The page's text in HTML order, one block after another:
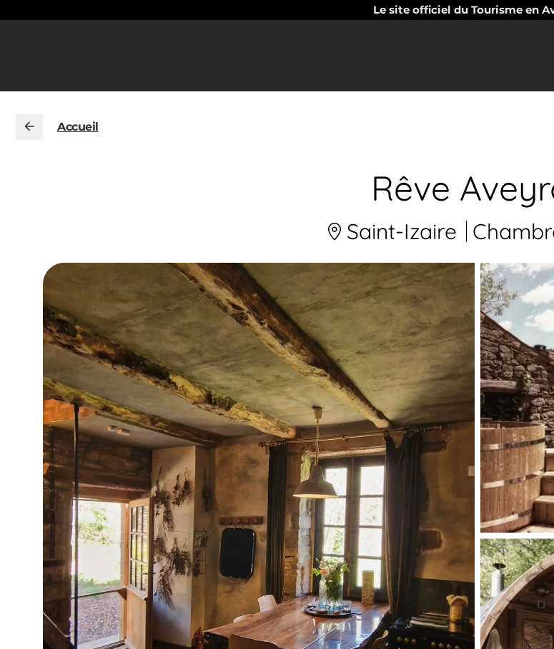
Le site officiel du Tourisme en
Accueil
Rêve
Saint-Izaire